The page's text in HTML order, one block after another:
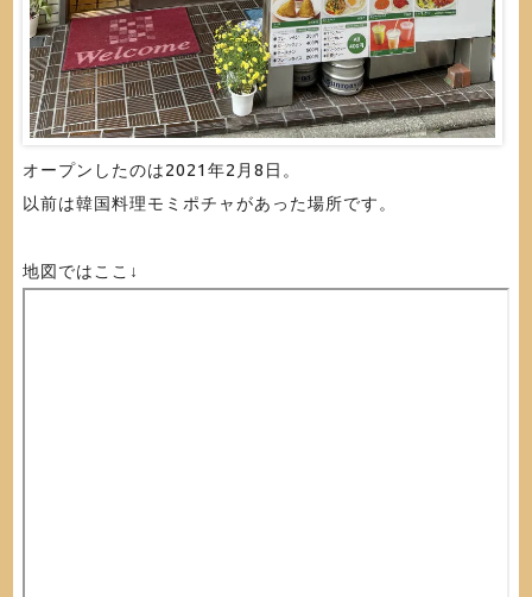
オープンしたのは2021年2月8日。
以前は韓国料理モミポチャがあった場所です。
地図ではここ↓